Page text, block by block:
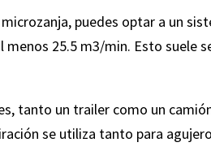
puedes optar a un
menos 25.5 m3/min. Esto suele
tanto un trailer como un
se utiliza tanto para